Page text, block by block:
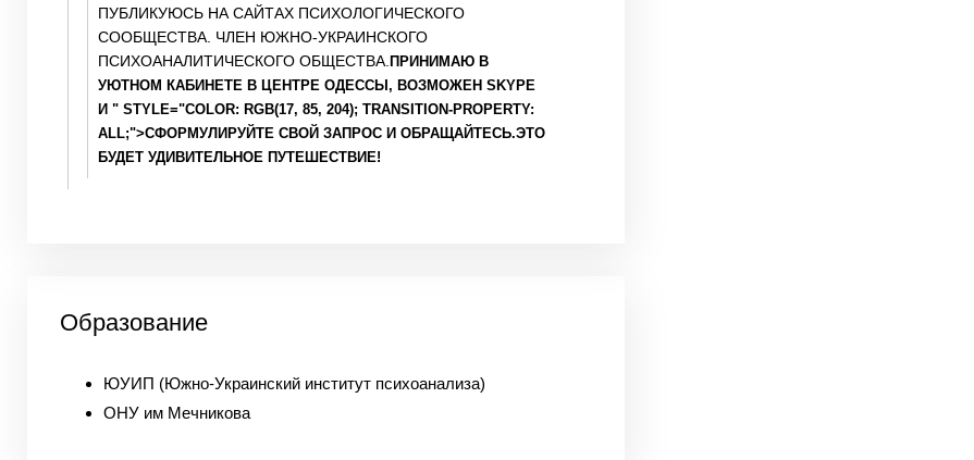
ПУБЛИКУЮСЬ НА САЙТАХ ПСИХОЛОГИЧЕСКОГО
СООБЩЕСТВА. ЧЛЕН ЮЖНО-УКРАИНСКОГО
ПСИХОАНАЛИТИЧЕСКОГО ОБЩЕСТВА. ПРИНИМАЮ В
УЮТНОМ КАБИНЕТЕ В ЦЕНТРЕ ОДЕССЫ, ВОЗМОЖЕН SKYPE
И " STYLE="COLOR: RGB(17, 85, 204); TRANSITION-PROPERTY:
ALL;">СФОРМУЛИРУЙТЕ СВОЙ ЗАПРОС И ОБРАЩАЙТЕСЬ.ЭТО
БУДЕТ УДИВИТЕЛЬНОЕ ПУТЕШЕСТВИЕ!
Образование
ЮУИП (Южно-Украинский институт психоанализа)
ОНУ им Мечникова